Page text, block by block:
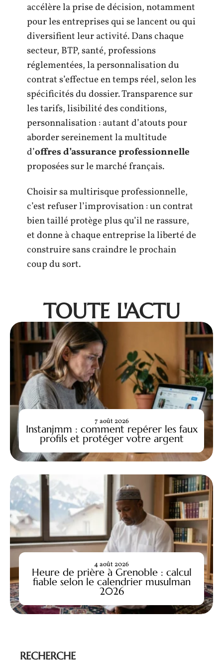
accélère la prise de décision, notamment
pour les entreprises qui se lancent ou qui
diversifient leur activité. Dans chaque
secteur, BTP, santé, professions
réglementées, la personnalisation du
contrat s’effectue en temps réel, selon les
spécificités du dossier. Transparence sur
les tarifs, lisibilité des conditions,
personnalisation : autant d’atouts pour
aborder sereinement la multitude
d’offres d’assurance professionnelle
proposées sur le marché français.
Choisir sa multirisque professionnelle,
c’est refuser l’improvisation : un contrat
bien taillé protège plus qu’il ne rassure,
et donne à chaque entreprise la liberté de
construire sans craindre le prochain
coup du sort.
TOUTE L'ACTU
Instanjmm : comment repérer les faux
profils et protéger votre argent
7 août 2026
Heure de prière à Grenoble : calcul
fiable selon le calendrier musulman
2026
4 août 2026
RECHERCHE